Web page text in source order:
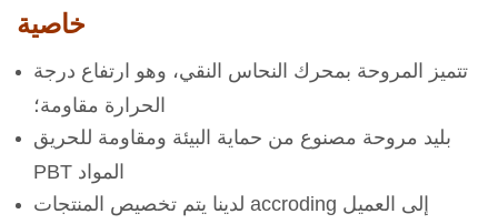
خاصية
تتميز المروحة بمحرك النحاس النقي، وهو ارتفاع درجة
الحرارة مقاومة؛
بليد مروحة مصنوع من حماية البيئة ومقاومة للحريق
PBT المواد
لدينا يتم تخصيص المنتجات accroding إلى العميل